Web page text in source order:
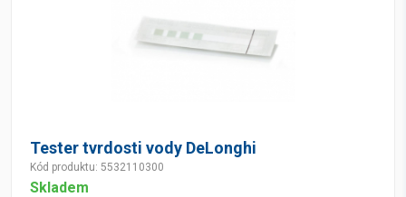
Tester tvrdosti vody DeLonghi
Kód produktu: 5532110300
Skladem